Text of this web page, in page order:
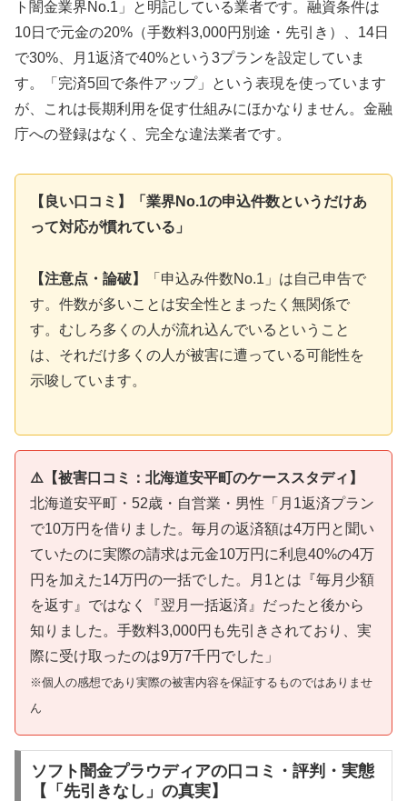
ト闇金業界No.1」と明記している業者です。融資条件は
10日で元金の20%（手数料3,000円別途・先引き）、14日
で30%、月1返済で40%という3プランを設定していま
す。「完済5回で条件アップ」という表現を使っています
が、これは長期利用を促す仕組みにほかなりません。金融
庁への登録はなく、完全な違法業者です。
【良い口コミ】「業界No.1の申込件数というだけあ
って対応が慣れている」
【注意点・論破】
「申込み件数No.1」は自己申告で
す。件数が多いことは安全性とまったく無関係で
す。むしろ多くの人が流れ込んでいるということ
は、それだけ多くの人が被害に遭っている可能性を
示唆しています。
⚠️【被害口コミ：北海道安平町のケーススタディ】
北海道安平町・52歳・自営業・男性「月1返済プラン
で10万円を借りました。毎月の返済額は4万円と聞い
ていたのに実際の請求は元金10万円に利息40%の4万
円を加えた14万円の一括でした。月1とは『毎月少額
を返す』ではなく『翌月一括返済』だったと後から
知りました。手数料3,000円も先引きされており、実
際に受け取ったのは9万7千円でした」
※個人の感想であり実際の被害内容を保証するものではありませ
ん
ソフト闇金プラウディアの口コミ・評判・実態
【「先引きなし」の真実】